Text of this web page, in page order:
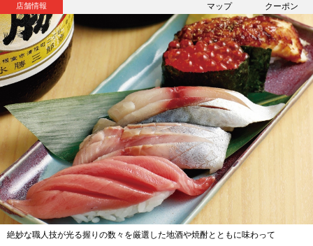
店舗情報 マップ クーポン
絶妙な職人技が光る握りの数々を厳選した地酒や焼酎とともに味わって